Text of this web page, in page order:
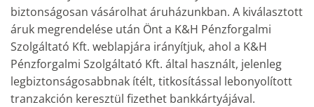
biztonságosan vásárolhat áruházunkban. A kiválasztott
áruk megrendelése után Önt a K&H Pénzforgalmi
Szolgáltató Kft. weblapjára irányítjuk, ahol a K&H
Pénzforgalmi Szolgáltató Kft. által használt, jelenleg
legbiztonságosabbnak ítélt, titkosítással lebonyolított
tranzakción keresztül fizethet bankkártyájával.